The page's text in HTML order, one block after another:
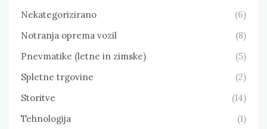
Nekategorizirano
(6)
Notranja oprema vozil
(8)
Pnevmatike (letne in zimske)
(5)
Spletne trgovine
(2)
Storitve
(14)
Tehnologija
(1)